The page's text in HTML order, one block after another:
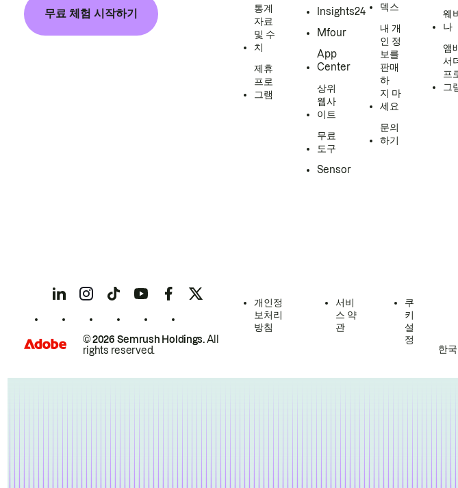
무료 체험 시작하기
통계
자료
및 수
치
제휴
프로
그램
Insights24
Mfour
App
Center
상위
웹사
이트
무료
도구
Sensor
덱스
내 개
인 정
보를
판매
하
지 마
세요
문의
하기
웨
나
앰
서
프
그
© 2026 Semrush Holdings.All
rights reserved.
개인정
보처리
방침
서비
스 약
관
쿠
키
설
정
한